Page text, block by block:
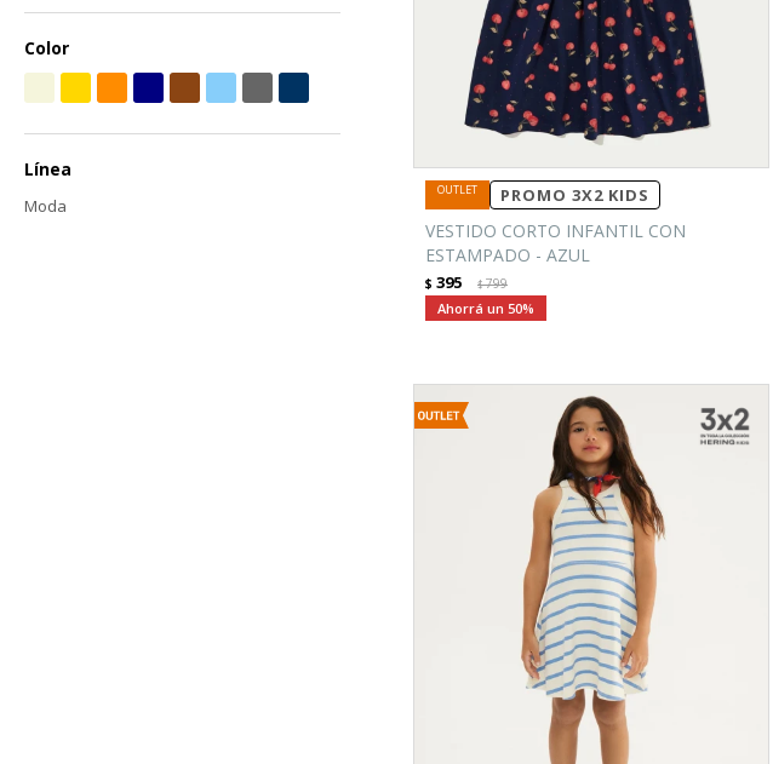
PROMO 3X2 KIDS
VESTIDO CORTO INFANTIL CON
ESTAMPADO - AZUL
$ 395 $799
50
Color
Línea
Moda